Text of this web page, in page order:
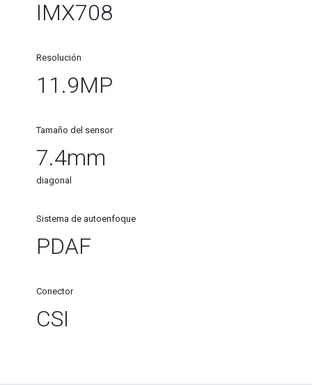
Tamaño del sensor
7.4mm
diagonal
Resolución
11.9MP
Conector
CSI
Sistema de autoenfoque
PDAF
IMX708